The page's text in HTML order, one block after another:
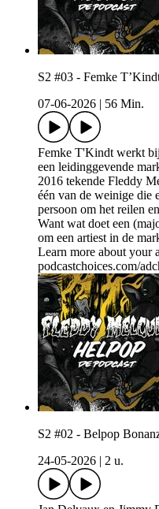
S2 #03 - Femke
07-06-2026
56 Min.
Femke T'Kindt werkt
een leidinggevende
2016 tekende Fleddy
één van de weinige die
persoon om het reilen
Want wat doet een
om een artiest in de
Learn more about your
podcastchoices.com/
S2 #02 - Belpop
24-05-2026
2 u.